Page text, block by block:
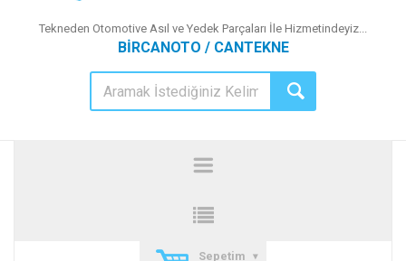
Tekneden Otomotive Asıl ve Yedek Parçaları İle Hizmetindeyiz...
BİRCANOTO / CANTEKNE
Sepetim